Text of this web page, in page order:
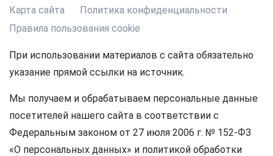
Карта сайта
Политика конфиденциальности
Правила пользования cookie
При использовании материалов с сайта обязательно
указание прямой ссылки на источник.
Мы получаем и обрабатываем персональные данные
посетителей нашего сайта в соответствии с
Федеральным законом от 27 июля 2006 г. № 152-ФЗ
«О персональных данных» и политикой обработки